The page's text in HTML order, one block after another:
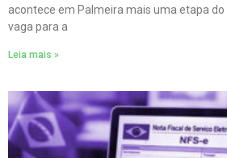
acontece em Palmeira mais uma etapa
vaga para a
Leia mais »